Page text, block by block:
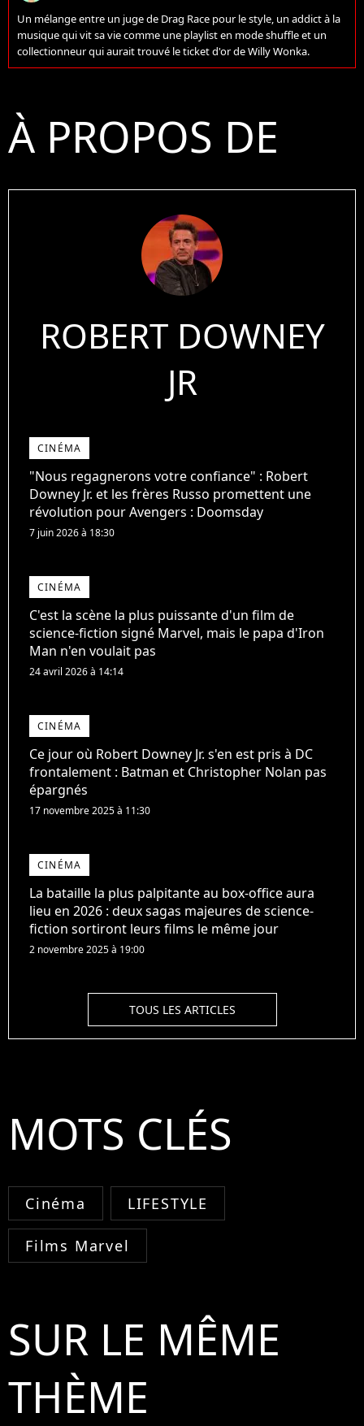
Un mélange entre un juge de Drag Race pour le style, un addict à la
musique qui vit sa vie comme une playlist en mode shuffle et un
collectionneur qui aurait trouvé le ticket d'or de Willy Wonka.
À PROPOS DE
ROBERT DOWNEY
JR
CINÉMA
"Nous regagnerons votre confiance" : Robert
Downey Jr. et les frères Russo promettent une
révolution pour Avengers : Doomsday
7 juin 2026 à 18:30
CINÉMA
C'est la scène la plus puissante d'un film de
science-fiction signé Marvel, mais le papa d'Iron
Man n'en voulait pas
24 avril 2026 à 14:14
CINÉMA
Ce jour où Robert Downey Jr. s'en est pris à DC
frontalement : Batman et Christopher Nolan pas
épargnés
17 novembre 2025 à 11:30
CINÉMA
La bataille la plus palpitante au box-office aura
lieu en 2026 : deux sagas majeures de science-
fiction sortiront leurs films le même jour
2 novembre 2025 à 19:00
TOUS LES ARTICLES
MOTS CLÉS
Cinéma LIFESTYLE
Films Marvel
SUR LE MÊME
THÈME